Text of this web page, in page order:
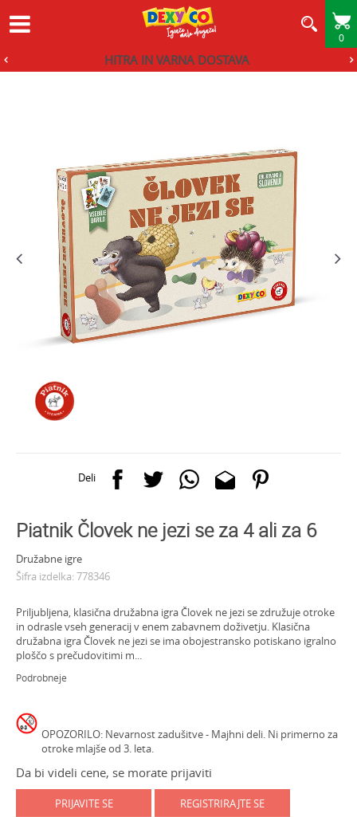
0
HITRA IN VARNA DOSTAVA
Deli
Piatnik Človek ne jezi se za 4 ali za 6
Družabne igre
Šifra izdelka:778346
Priljubljena, klasična družabna igra Človek ne jezi se združuje otroke
in odrasle vseh generacij v enem zabavnem doživetju. Klasična
družabna igra Človek ne jezi se ima obojestransko potiskano igralno
ploščo s prečudovitimi m...
Podrobneje
OPOZORILO: Nevarnost zadušitve - Majhni deli. Ni primerno za
otroke mlajše od 3. leta.
Da bi videli cene, se morate prijaviti
PRIJAVITE SE REGISTRIRAJTE SE